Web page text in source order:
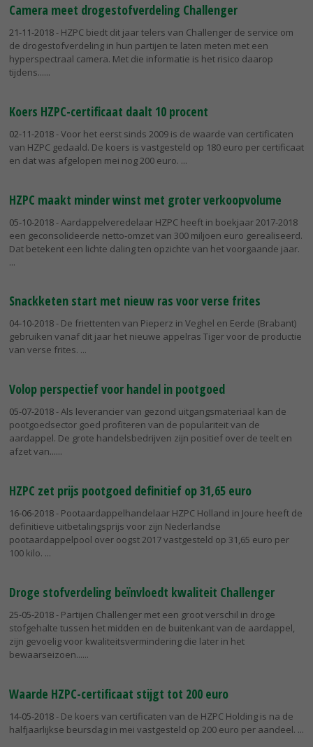
Camera meet drogestofverdeling Challenger
21-11-2018- HZPC biedt dit jaar telers van Challenger de service om
de drogestofverdeling in hun partijen te laten meten met een
hyperspectraal camera. Met die informatie is het risico daarop
tijdens...
Koers HZPC-certificaat daalt 10 procent
02-11-2018- Voor het eerst sinds 2009 is de waarde van certificaten
van HZPC gedaald. De koers is vastgesteld op 180 euro per certificaat
en dat was afgelopen mei nog 200 euro.
HZPC maakt minder winst met groter verkoopvolume
05-10-2018- Aardappelveredelaar HZPC heeft in boekjaar 2017-2018
een geconsolideerde netto-omzet van 300 miljoen euro gerealiseerd.
Dat betekent een lichte daling ten opzichte van het voorgaande jaar.
Snackketen start met nieuw ras voor verse frites
04-10-2018- De friettenten van Pieperz in Veghel en Eerde (Brabant)
gebruiken vanaf dit jaar het nieuwe appelras Tiger voor de productie
van verse frites.
Volop perspectief voor handel in pootgoed
05-07-2018- Als leverancier van gezond uitgangsmateriaal kan de
pootgoedsector goed profiteren van de populariteit van de
aardappel. De grote handelsbedrijven zijn positief over de teelt en
afzet van...
HZPC zet prijs pootgoed definitief op 31,65 euro
16-06-2018- Pootaardappelhandelaar HZPC Holland in Joure heeft de
definitieve uitbetalingsprijs voor zijn Nederlandse
pootaardappelpool over oogst 2017 vastgesteld op 31,65 euro per
100 kilo.
Droge stofverdeling beïnvloedt kwaliteit Challenger
25-05-2018- Partijen Challenger met een groot verschil in droge
stofgehalte tussen het midden en de buitenkant van de aardappel,
zijn gevoelig voor kwaliteitsvermindering die later in het
bewaarseizoen...
Waarde HZPC-certificaat stijgt tot 200 euro
14-05-2018- De koers van certificaten van de HZPC Holding is na de
halfjaarlijkse beursdag in mei vastgesteld op 200 euro per aandeel.